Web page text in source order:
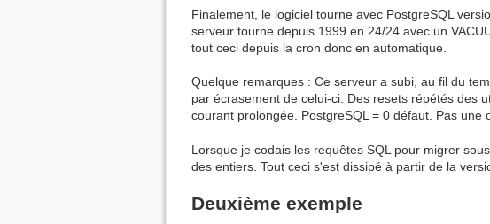
Finalement, le logiciel tourne avec PostgreSQL
serveur tourne depuis 1999 en 24/24 avec un
tout ceci depuis la cron donc en automatique.
Quelque remarques : Ce serveur a subi, au fil du
par écrasement de celui-ci. Des resets répétés des
courant prolongée. PostgreSQL = 0 défaut. Pas une
Lorsque je codais les requêtes SQL pour migrer
des entiers. Tout ceci s'est dissipé à partir de la
Deuxième exemple